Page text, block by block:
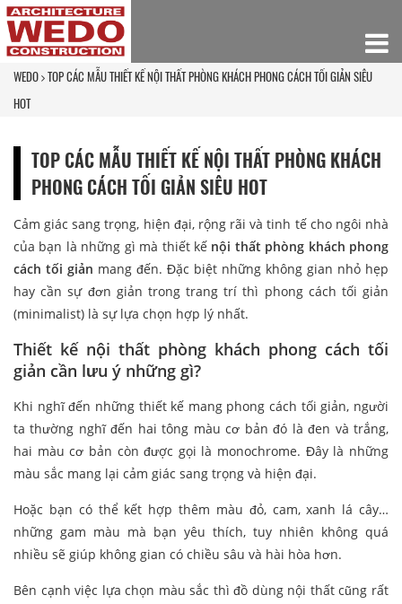
WEDO TOP CÁC MẪU THIẾT KẾ NỘI THẤT PHÒNG KHÁCH PHONG CÁCH TỐI GIẢN SIÊU
HOT
TOP CÁC MẪU THIẾT KẾ NỘI THẤT PHÒNG KHÁCH
PHONG CÁCH TỐI GIẢN SIÊU HOT
Cảm giác sang trọng, hiện đại, rộng rãi và tinh tế cho ngôi nhà
của bạn là những gì mà thiết kế nội thất phòng khách phong
cách tối giản mang đến. Đặc biệt những không gian nhỏ hẹp
hay cần sự đơn giản trong trang trí thì phong cách tối giản
(minimalist) là sự lựa chọn hợp lý nhất.
Thiết kế nội thất phòng khách phong cách tối
giản cần lưu ý những gì?
Khi nghĩ đến những thiết kế mang phong cách tối giản, người
ta thường nghĩ đến hai tông màu cơ bản đó là đen và trắng,
hai màu cơ bản còn được gọi là monochrome. Đây là những
màu sắc mang lại cảm giác sang trọng và hiện đại.
Hoặc bạn có thể kết hợp thêm màu đỏ, cam, xanh lá cây…
những gam màu mà bạn yêu thích, tuy nhiên không quá
nhiều sẽ giúp không gian có chiều sâu và hài hòa hơn.
Bên cạnh việc lựa chọn màu sắc thì đồ dùng nội thất cũng rất